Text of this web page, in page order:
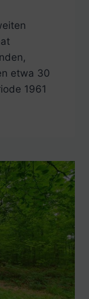
etwa 30
1961